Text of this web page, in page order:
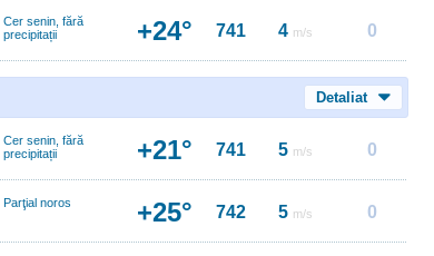
Cer senin, fără
precipitații
+24° 741 4 m/s 0
Detaliat
Cer senin, fără
precipitații
+21° 741 5 m/s 0
Parţial noros +25° 742 5 m/s 0